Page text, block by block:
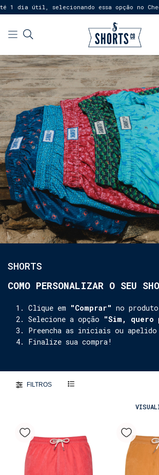
útil, selecionando essa opção no
SHORTS
COMO PERSONALIZAR O SEU
Clique em "Comprar" no
Selecione a opção "Sim, quero
Preencha as iniciais ou apelido
Finalize sua compra!
FILTROS